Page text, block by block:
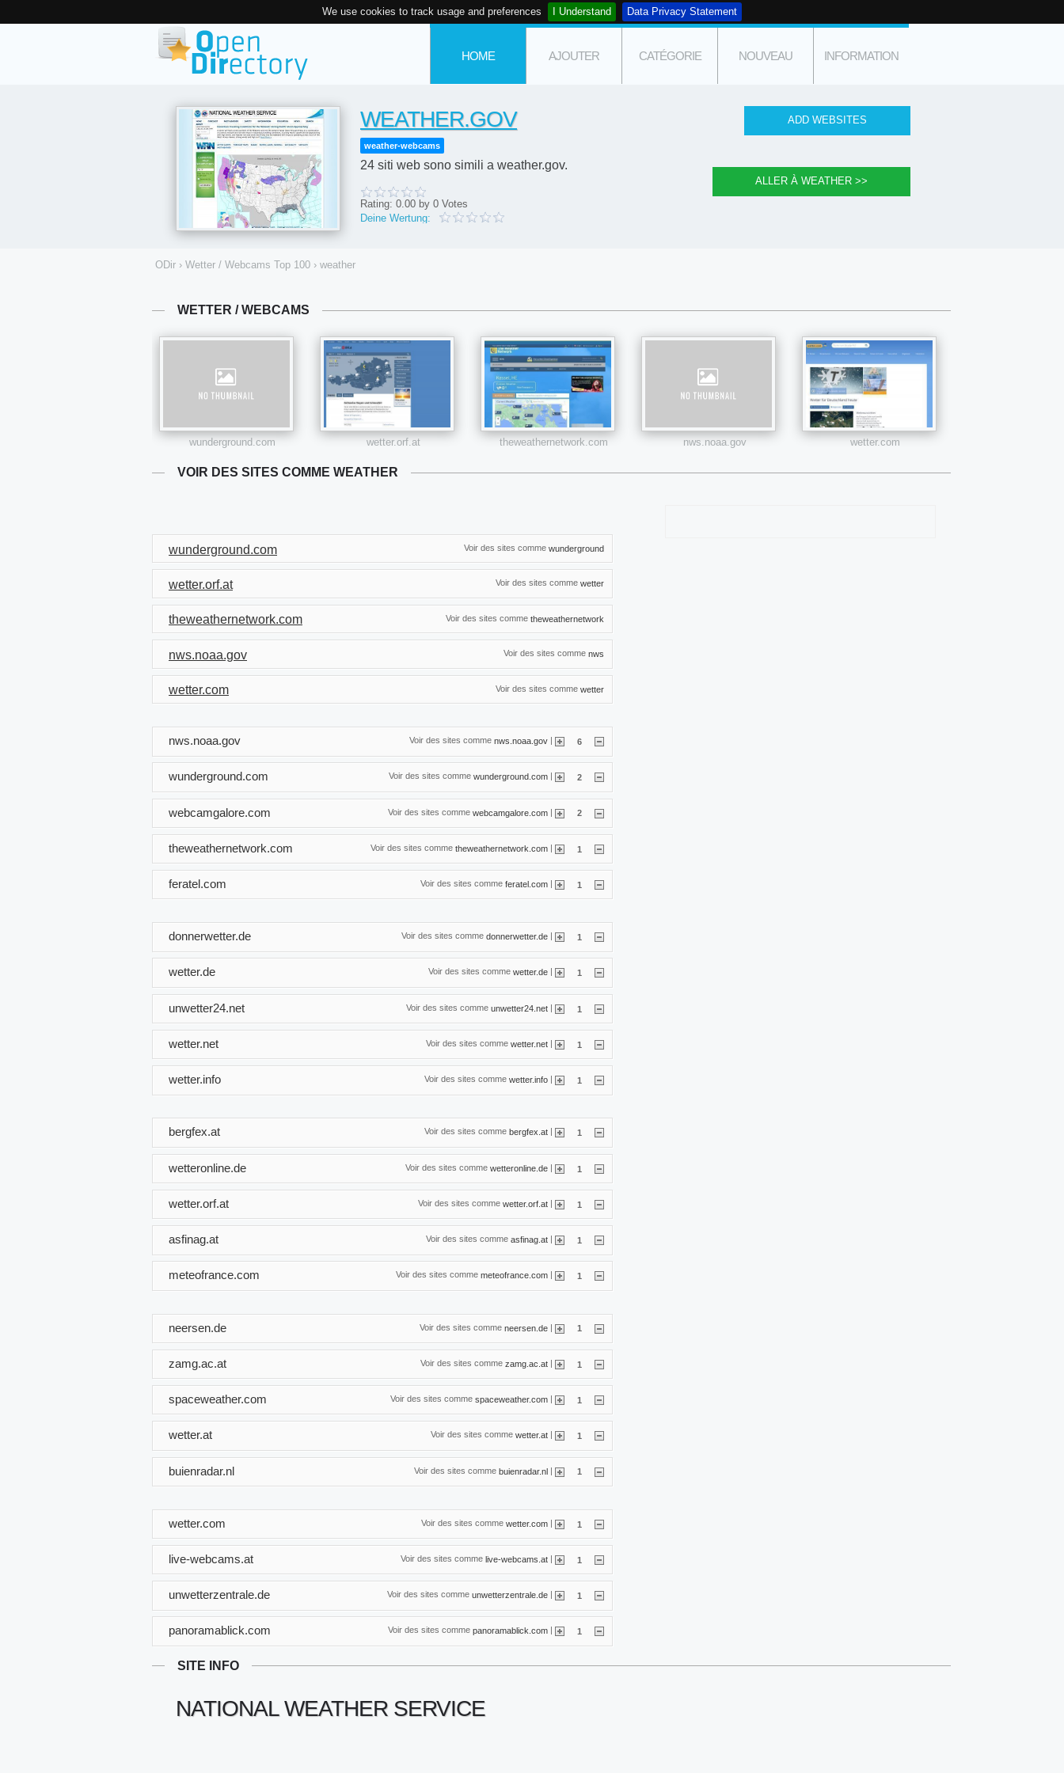
We use cookies to track usage and preferences I Understand Data Privacy Statement
HOME AJOUTER CATÉGORIE NOUVEAU INFORMATION
WEATHER.GOV
weather-webcams
24 siti web sono simili a weather.gov.
Rating: 0.00 by 0 Votes
Deine Wertung:
ODir › Wetter / Webcams Top 100 › weather
WETTER / WEBCAMS
wunderground.com wetter.orf.at theweathernetwork.com nws.noaa.gov wetter.com
VOIR DES SITES COMME WEATHER
Voir des sites comme wunderground
wunderground.com
Voir des sites comme wetter
wetter.orf.at
Voir des sites comme theweathernetwork
theweathernetwork.com
Voir des sites comme nws
nws.noaa.gov
Voir des sites comme wetter
wetter.com
Voir des sites comme nws.noaa.gov | 6
nws.noaa.gov
Voir des sites comme wunderground.com 2
wunderground.com
Voir des sites comme webcamgalore.com | 2
webcamgalore.com
Voir des sites comme theweathernetwork.com | 1
theweathernetwork.com
Voir des sites comme feratel.com | 1
feratel.com
Voir des sites comme donnerwetter.de 1
donnerwetter.de
Voir des sites comme wetter.de 1
wetter.de
Voir des sites comme unwetter24.net | 1
unwetter24.net
Voir des sites comme wetter.net | 1
wetter.net
Voir des sites comme wetter.info | 1
wetter.info
Voir des sites comme bergfex.at 1
bergfex.at
Voir des sites comme wetteronline.de | 1
wetteronline.de
Voir des sites comme wetter.orf.at | 1
wetter.orf.at
Voir des sites comme asfinag.at | 1
asfinag.at
Voir des sites comme meteofrance.com 1
meteofrance.com
Voir des sites comme neersen.de | 1
neersen.de
Voir des sites comme zamg.ac.at | 1
zamg.ac.at
Voir des sites comme spaceweather.com | 1
spaceweather.com
Voir des sites comme wetter.at 1
wetter.at
Voir des sites comme buienradar.nl | 1
buienradar.nl
Voir des sites comme wetter.com | 1
wetter.com
Voir des sites comme live-webcams.at | 1
live-webcams.at
Voir des sites comme unwetterzentrale.de 1
unwetterzentrale.de
Voir des sites comme panoramablick.com 1
panoramablick.com
SITE INFO
NATIONAL WEATHER SERVICE